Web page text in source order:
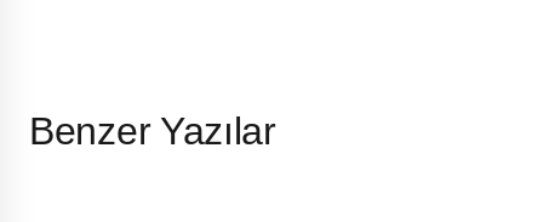
Benzer Yazılar